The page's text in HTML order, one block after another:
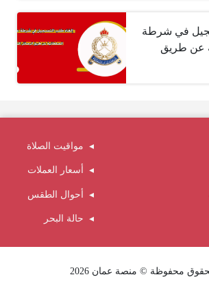
في شرطة
عن طريق
مواقيت الصلاة
أسعار العملات
أحوال الطقس
حالة البحر
محفوظة © منصة عمان 2026